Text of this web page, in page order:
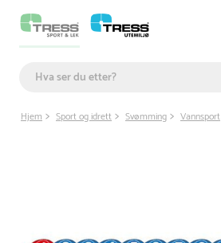
Hjem Sport og idrett Svømming Vannsport